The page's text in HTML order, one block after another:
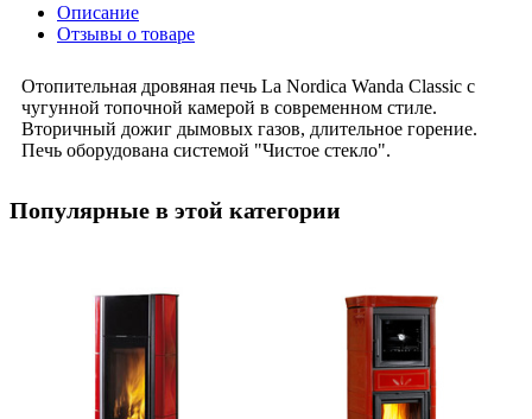
Описание
Отзывы о товаре
Отопительная дровяная печь La Nordica Wanda Classic с
чугунной топочной камерой в современном стиле.
Вторичный дожиг дымовых газов, длительное горение.
Печь оборудована системой "Чистое стекло".
Популярные в этой категории